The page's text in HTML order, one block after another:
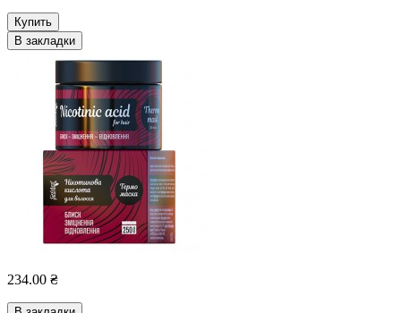
Купить
В закладки
234.00 ₴